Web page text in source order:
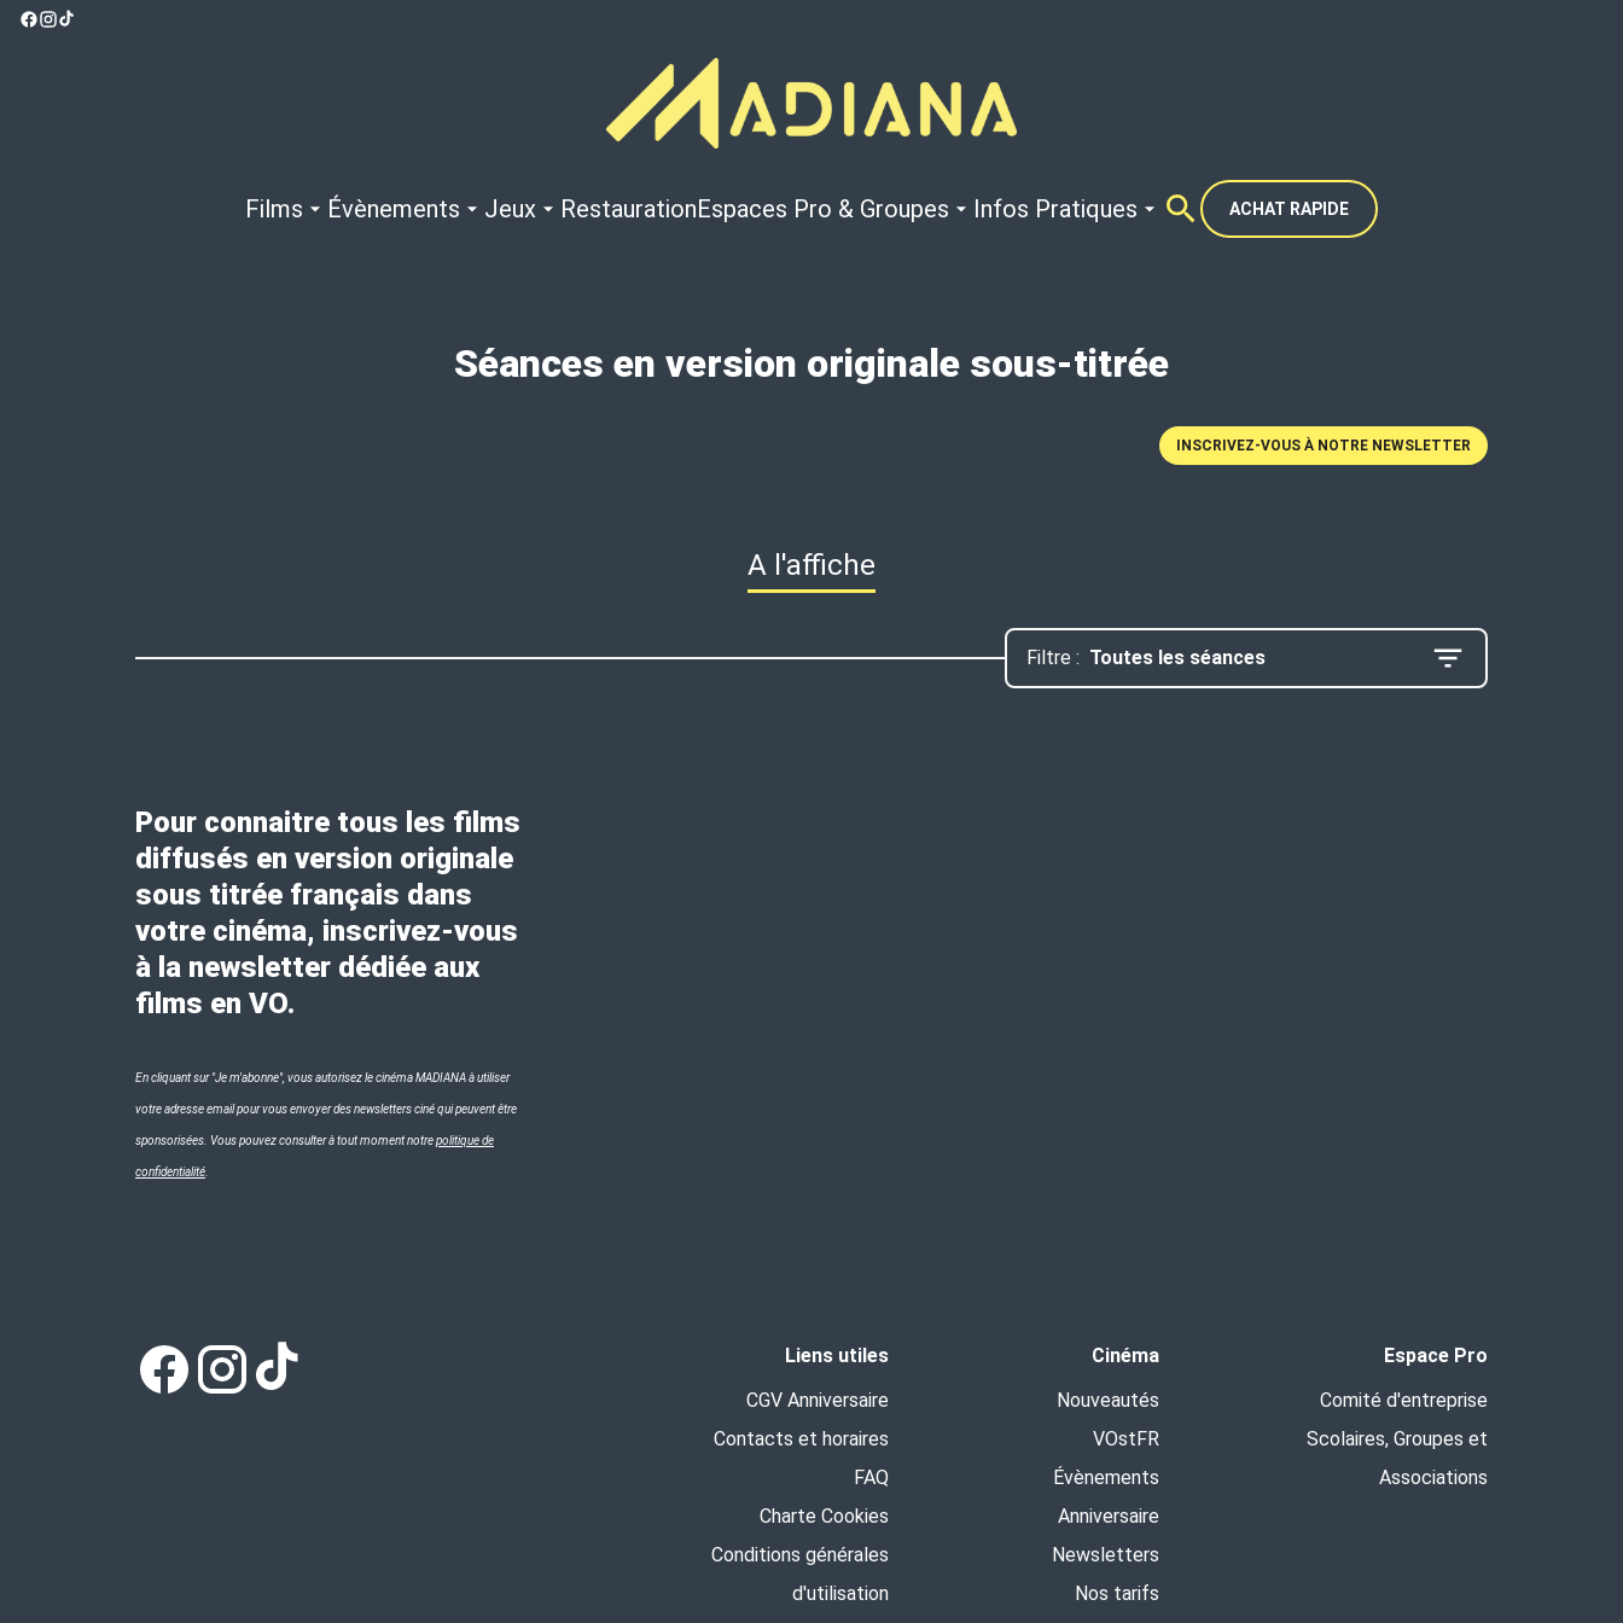
Films Évènements Jeux RestaurationEspaces Pro & Groupes Infos Pratiques ACHAT RAPIDE
Séances en version originale sous-titrée
INSCRIVEZ-VOUS À NOTRE NEWSLETTER
A l'affiche
Filtre : Toutes les séances
Pour connaitre tous les films
diffusés en version originale
sous titrée français dans
votre cinéma, inscrivez-vous
à la newsletter dédiée aux
films en VO.
En cliquant sur "Je m'abonne", vous autorisez le cinéma MADIANA à utiliser
votre adresse email pour vous envoyer des newsletters ciné qui peuvent être
sponsorisées. Vous pouvez consulter à tout moment notrepolitique de
confidentialité
Liens utiles
CGV Anniversaire
Contacts et horaires
FAQ
Charte Cookies
Conditions générales
d'utilisation
Cinéma
Nouveautés
VOstFR
Évènements
Anniversaire
Newsletters
Nos tarifs
Espace Pro
Comité d'entreprise
Scolaires, Groupes et
Associations